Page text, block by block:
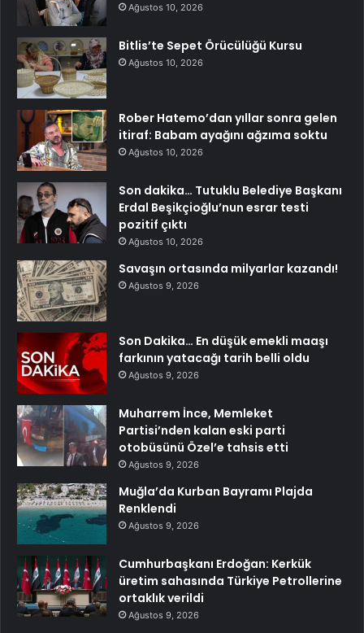
Ağustos 10, 2026
Bitlis’te Sepet Örücülüğü Kursu
Ağustos 10, 2026
Rober Hatemo’dan yıllar sonra gelen
itiraf: Babam ayağını ağzıma soktu
Ağustos 10, 2026
Son dakika… Tutuklu Belediye Başkanı
Erdal Beşikçioğlu’nun esrar testi
pozitif çıktı
Ağustos 10, 2026
Savaşın ortasında milyarlar kazandı!
Ağustos 9, 2026
Son Dakika… En düşük emekli maaşı
farkının yatacağı tarih belli oldu
Ağustos 9, 2026
Muharrem İnce, Memleket
Partisi’nden kalan eski parti
otobüsünü Özel’e tahsis etti
Ağustos 9, 2026
Muğla’da Kurban Bayramı Plajda
Renklendi
Ağustos 9, 2026
Cumhurbaşkanı Erdoğan: Kerkük
üretim sahasında Türkiye Petrollerine
ortaklık verildi
Ağustos 9, 2026